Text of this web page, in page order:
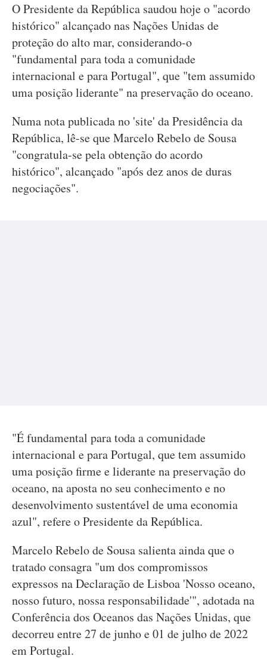
O Presidente da República saudou hoje o "acordo
histórico" alcançado nas Nações Unidas de
proteção do alto mar, considerando-o
"fundamental para toda a comunidade
internacional e para Portugal", que "tem assumido
uma posição liderante" na preservação do oceano.
Numa nota publicada no 'site' da Presidência da
República, lê-se que Marcelo Rebelo de Sousa
"congratula-se pela obtenção do acordo
histórico", alcançado "após dez anos de duras
negociações".
"É fundamental para toda a comunidade
internacional e para Portugal, que tem assumido
uma posição firme e liderante na preservação do
oceano, na aposta no seu conhecimento e no
desenvolvimento sustentável de uma economia
azul", refere o Presidente da República.
Marcelo Rebelo de Sousa salienta ainda que o
tratado consagra "um dos compromissos
expressos na Declaração de Lisboa 'Nosso oceano,
nosso futuro, nossa responsabilidade'", adotada na
Conferência dos Oceanos das Nações Unidas, que
decorreu entre 27 de junho e 01 de julho de 2022
em Portugal.